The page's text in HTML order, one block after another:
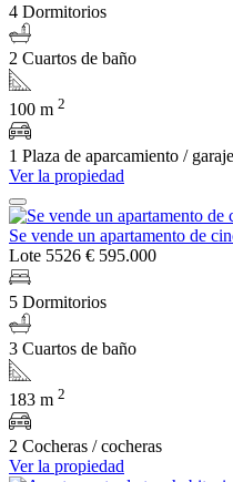
4 Dormitorios
2 Cuartos de baño
100 m 2
1 Plaza de aparcamiento / garaje
Ver la propiedad
Se vende un apartamento de
Lote 5526 € 595.000
5 Dormitorios
3 Cuartos de baño
183 m 2
2 Cocheras / cocheras
Ver la propiedad